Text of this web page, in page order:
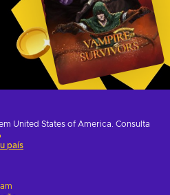
United States of America. Consulta
país